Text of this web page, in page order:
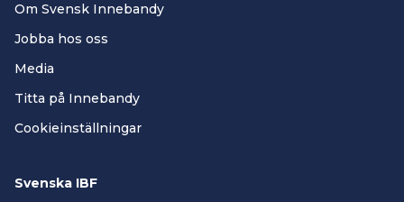
Om Svensk Innebandy
Jobba hos oss
Media
Titta på Innebandy
Cookieinställningar
Svenska IBF